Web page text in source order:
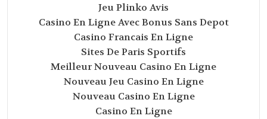
Jeu Plinko Avis
Casino En Ligne Avec Bonus Sans Depot
Casino Francais En Ligne
Sites De Paris Sportifs
Meilleur Nouveau Casino En Ligne
Nouveau Jeu Casino En Ligne
Nouveau Casino En Ligne
Casino En Ligne